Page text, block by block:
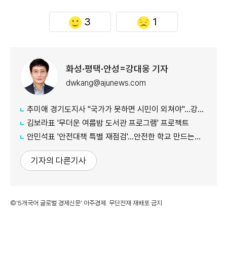
3 1
화성·평택·안성=강대웅 기자
dwkang@ajunews.com
추미애 경기도지사 "국가가 못하면 시민이 외쳐야"...강일출 할머니 흉상 앞 '연대' 강조
김보라표 '무더운 여름밤 도서관 프로그램' 프로젝트
안민석표 '안전대책 특별 재점검'...안전한 학교 만드는데 만전
기자의 다른기사
©'5개국어 글로벌 경제신문' 아주경제. 무단전재·재배포 금지